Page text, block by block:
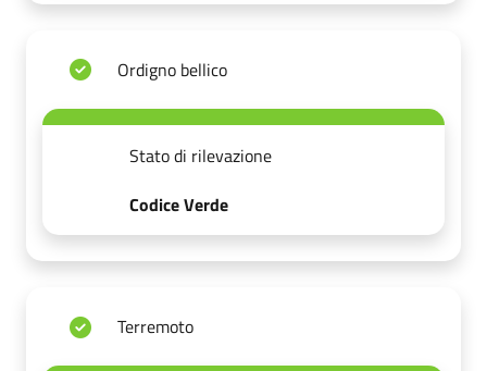
Ordigno bellico
Stato di rilevazione
Codice Verde
Terremoto